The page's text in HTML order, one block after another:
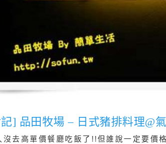
] 品田牧場 – 日式豬排料理@
沒去高單價餐廳吃飯了!!但誰說一定要價